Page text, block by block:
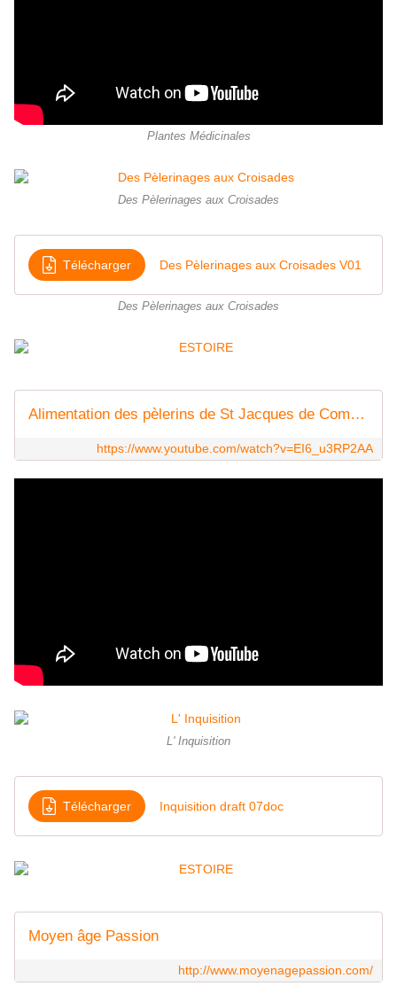
Plantes Médicinales
Des Pèlerinages aux Croisades
Télécharger Des Pèlerinages aux Croisades V01
Des Pèlerinages aux Croisades
Alimentation des pèlerins de St Jacques de Compostelle au Moyen âge
https://www.youtube.com/watch?v=EI6_u3RP2AA
L' Inquisition
Télécharger Inquisition draft 07doc
Moyen âge Passion
http://www.moyenagepassion.com/